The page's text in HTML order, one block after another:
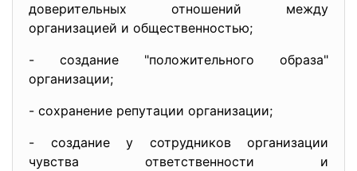
доверительных отношений между
организацией и общественностью;
- создание "положительного образа"
организации;
- сохранение репутации организации;
- создание у сотрудников организации
чувства ответственности и